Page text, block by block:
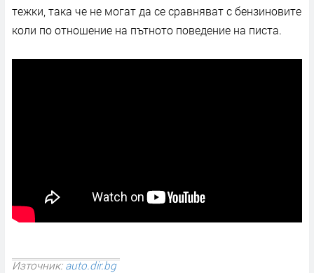
тежки, така че не могат да се сравняват с бензиновите
коли по отношение на пътното поведение на писта.
Източник:auto.dir.bg